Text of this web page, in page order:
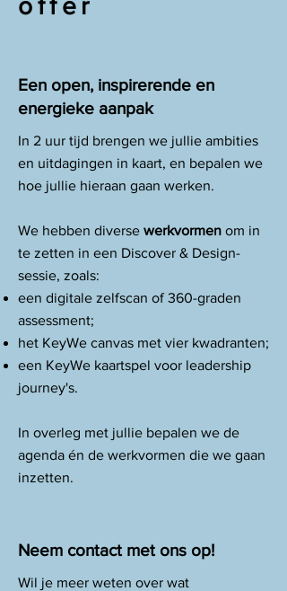
offer
Een open, inspirerende en
energieke aanpak
In 2 uur tijd brengen we jullie ambities
en uitdagingen in kaart, en bepalen we
hoe jullie hieraan gaan werken.
We hebben diverse werkvormen om in
te zetten in een Discover & Design-
sessie, zoals:
een digitale zelfscan of 360-graden
assessment;
het KeyWe canvas met vier kwadranten;
een KeyWe kaartspel voor leadership
journey's.
In overleg met jullie bepalen we de
agenda én de werkvormen die we gaan
inzetten.
Neem contact met ons op!
Wil je meer weten over wat